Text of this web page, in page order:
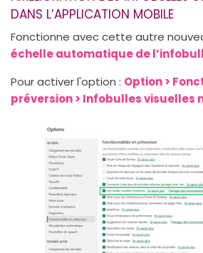
DANS L’APPLICATION MOBILE
Fonctionne avec cette autre
échelle automatique de
Pour activer l'option : Option >
préversion > Infobulles visuelles